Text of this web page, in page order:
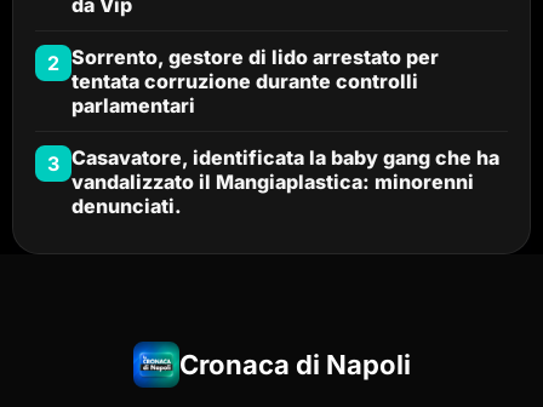
2 Sorrento, gestore di lido arrestato per
tentata corruzione durante controlli
parlamentari
3 Casavatore, identificata la baby gang che ha
vandalizzato il Mangiaplastica: minorenni
denunciati.
Cronaca di Napoli